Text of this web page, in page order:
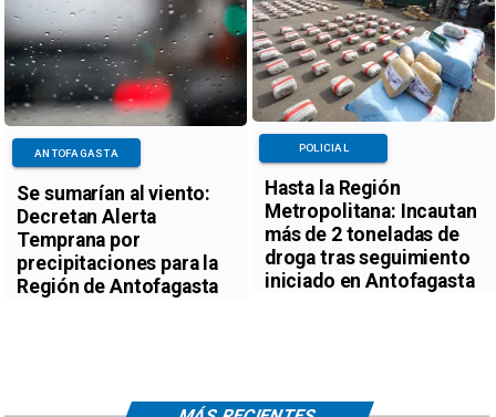
Se sumarían al viento:
Decretan Alerta
Temprana por
precipitaciones para la
Región de Antofagasta
ANTOFAGASTA
Hasta la Región
Metropolitana: Incautan
más de 2 toneladas de
droga tras seguimiento
iniciado en Antofagasta
POLICIAL